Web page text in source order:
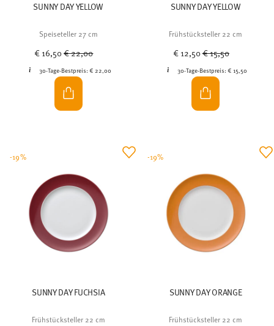
SUNNY DAY YELLOW
Speiseteller 27 cm
€ 16,50Price reduced from
€ 22,00
30-Tage-Bestpreis: € 22,00
SUNNY DAY YELLOW
Frühstücksteller 22 cm
€ 12,50Price reduced from
€ 15,50
30-Tage-Bestpreis:€ 15,50
SUNNY DAY FUCHSIA
Frühstücksteller 22 cm
-19%
SUNNY DAY ORANGE
Frühstücksteller 22 cm
-19%